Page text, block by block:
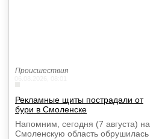
Происшествия
Рекламные щиты пострадали от
бури в Смоленске
Напомним, сегодня (7 августа) на
Смоленскую область обрушилась